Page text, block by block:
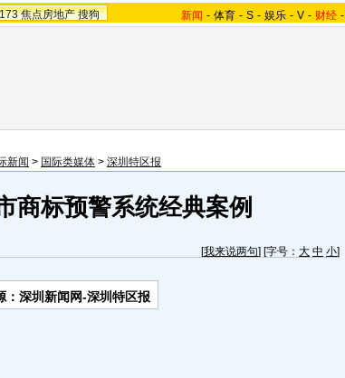
焦点房地产 搜狗 新闻 - 体育 - S - 娱乐 - V - 财经 -
新闻 > 国际类媒体 > 深圳特区报
商标预警系统经典案例
[我来说两句] [字号： 大 中 小]
：深圳新闻网-深圳特区报